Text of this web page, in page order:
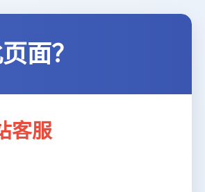
面？
客服